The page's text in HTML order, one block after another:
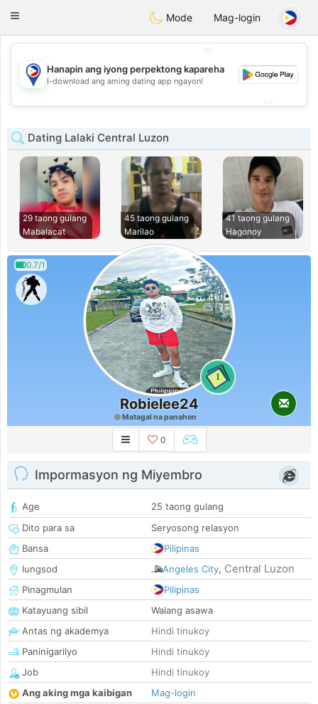
PhilippinesChat
Toggle
Mode Mag-login
💖
💕
Hanapin ang iyong perpektong kapareha
I-download ang aming dating app ngayon!
Dating Lalaki Central Luzon
29 taong gulang
Mabalacat
45 taong gulang
Marilao
41 taong gulang
Hagonoy
0.7/1
1
Robielee24
Matagal na panahon
0
Impormasyon ng Miyembro
Age
25 taong gulang
Dito para sa
Seryosong relasyon
Bansa
Pilipinas
lungsod
Angeles City, Central Luzon
Pinagmulan
Pilipinas
Katayuang sibil
Walang asawa
Antas ng akademya
Hindi tinukoy
Paninigarilyo
Hindi tinukoy
Job
Hindi tinukoy
Ang aking mga kaibigan
Mag-login